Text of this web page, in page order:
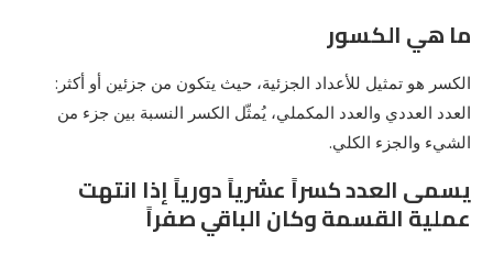
ما هي الكسور
الكسر هو تمثيل للأعداد الجزئية، حيث يتكون من جزئين أو أكثر:
العدد العددي والعدد المكملي، يُمثّل الكسر النسبة بين جزء من
الشيء والجزء الكلي.
يسمى العدد كسراً عشرياً دورياً إذا انتهت
عملية القسمة وكان الباقي صفراً